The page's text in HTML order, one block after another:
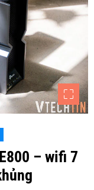
– wifi 7